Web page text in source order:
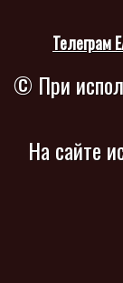
Телеграм
© При
На сайте